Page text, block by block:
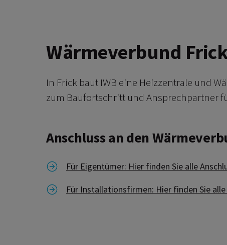
Wärmeverbund
In Frick baut IWB eine Heizzentrale und
zum Baufortschritt und Ansprechpartner
Anschluss an den
Link zu Für Eigentümer: Hier finden Sie
Für Eigentümer: Hier finden Sie alle
Link zu Für Installationsfirmen: Hier finden
Für Installationsfirmen: Hier finden Sie